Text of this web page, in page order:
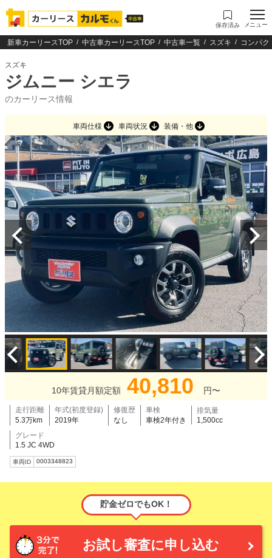
保存済み メニュー
新車カーリースTOP 中古車カーリースTOP 中古車一覧 スズキ コンパク
スズキ
ジムニー シエラ
のカーリース情報
車両仕様 車両状況 装備・他
10年賃貸月額定額 40,810 円〜
走行距離
5.3万km
年式(初度登録)
2019年
修復歴
なし
車検
車検2年付き
排気量
1,500cc
グレード
1.5 JC 4WD
車両ID 0003348823
貯金ゼロでもOK！
お試し審査に申し込む